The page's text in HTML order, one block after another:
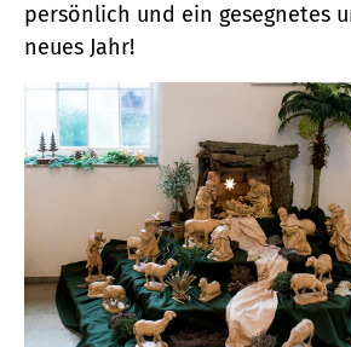
persönlich und ein gesegnetes
neues Jahr!